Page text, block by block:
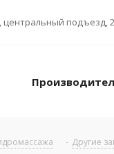
центральный подъезд,
- Другие